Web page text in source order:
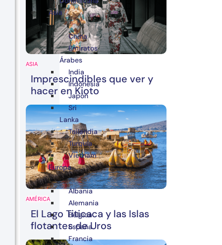
ASIA
Imprescindibles que ver y
hacer en Kioto
AMÉRICA
El Lago Titicaca y las Islas
flotantes de Uros
Asia
China
Emiratos
Árabes
India
Indonesia
Japón
Sri
Lanka
Tailandia
Turquía
Vietnam
Europa
Albania
Alemania
Bélgica
España
Francia